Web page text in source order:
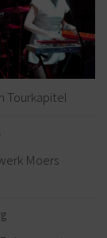
Tourkapitel
Moers